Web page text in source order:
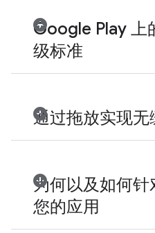
Google Play 上
级标准
通过拖放实现
为何以及如何
您的应用